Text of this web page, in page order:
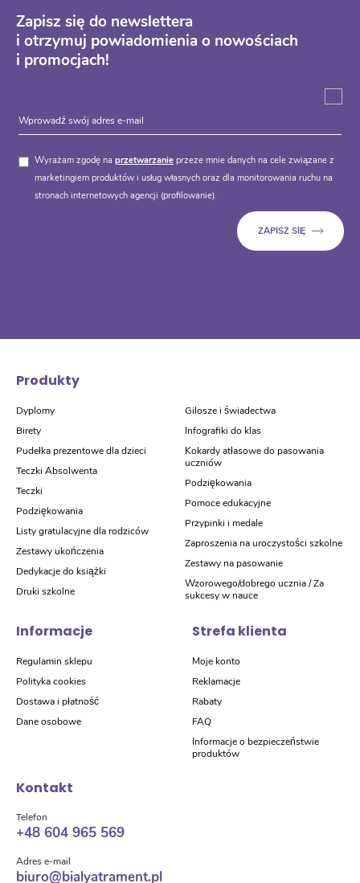
Zapisz się do newslettera
i otrzymuj powiadomienia o nowościach
i promocjach!
Wyrażam zgodę na przetwarzanie przeze mnie danych na cele związane z
marketingiem produktów i usług własnych oraz dla monitorowania ruchu na
stronach internetowych agencji (profilowanie).
Produkty
Dyplomy
Birety
Pudełka prezentowe dla dzieci
Teczki Absolwenta
Teczki
Podziękowania
Listy gratulacyjne dla rodziców
Zestawy ukończenia
Dedykacje do książki
Druki szkolne
Gilosze i świadectwa
Infografiki do klas
Kokardy atłasowe do pasowania
uczniów
Podziękowania
Pomoce edukacyjne
Przypinki i medale
Zaproszenia na uroczystości szkolne
Zestawy na pasowanie
Wzorowego/dobrego ucznia / Za
sukcesy w nauce
Informacje
Regulamin sklepu
Polityka cookies
Dostawa i płatność
Dane osobowe
Strefa klienta
Moje konto
Reklamacje
Rabaty
FAQ
Informacje o bezpieczeństwie
produktów
Kontakt
Telefon
+48 604 965 569
Adres e-mail
biuro@bialyatrament.pl